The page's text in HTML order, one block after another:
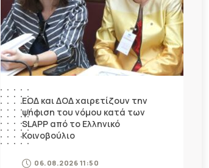
ΕΟΔ και ΔΟΔ χαιρετίζουν την
ψήφιση του νόμου κατά των
SLAPP από το Ελληνικό
Κοινοβούλιο
06.08.2026 11:50